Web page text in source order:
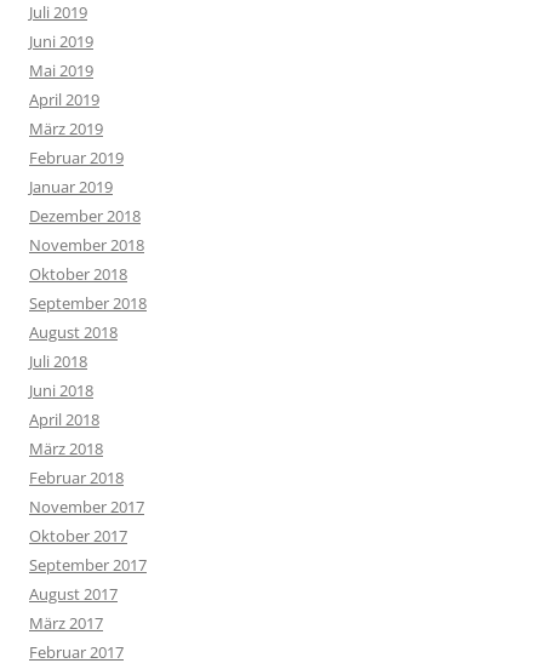
Juli 2019
Juni 2019
Mai 2019
April 2019
März 2019
Februar 2019
Januar 2019
Dezember 2018
November 2018
Oktober 2018
September 2018
August 2018
Juli 2018
Juni 2018
April 2018
März 2018
Februar 2018
November 2017
Oktober 2017
September 2017
August 2017
März 2017
Februar 2017